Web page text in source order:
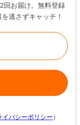
回お届け。無料登録
逃さずキャッチ！
イバシーポリシー）